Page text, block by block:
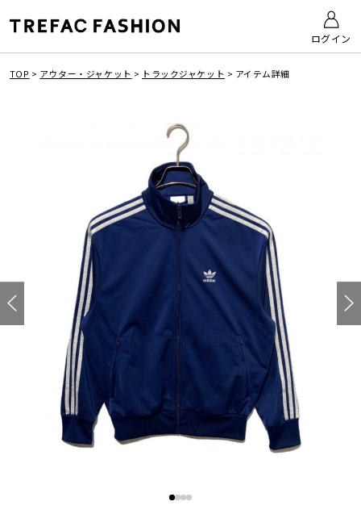
ログイン
TOP > アウター・ジャケット > トラックジャケット > アイテム詳細